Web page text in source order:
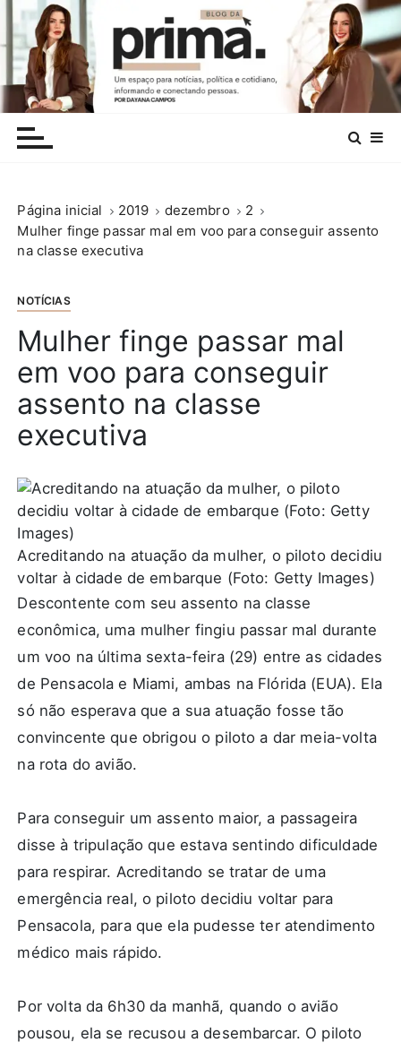
Página inicial 2019 dezembro
2
Mulher finge passar mal em voo para conseguir assento
na classe executiva
NOTÍCIAS
Mulher finge passar mal
em voo para conseguir
assento na classe
executiva
Acreditando na atuação da mulher, o piloto decidiu
voltar à cidade de embarque (Foto: Getty Images)
Descontente com seu assento na classe
econômica, uma mulher fingiu passar mal durante
um voo na última sexta-feira (29) entre as cidades
de Pensacola e Miami, ambas na Flórida (EUA). Ela
só não esperava que a sua atuação fosse tão
convincente que obrigou o piloto a dar meia-volta
na rota do avião.
Para conseguir um assento maior, a passageira
disse à tripulação que estava sentindo dificuldade
para respirar. Acreditando se tratar de uma
emergência real, o piloto decidiu voltar para
Pensacola, para que ela pudesse ter atendimento
médico mais rápido.
Por volta da 6h30 da manhã, quando o avião
pousou, ela se recusou a desembarcar. O piloto